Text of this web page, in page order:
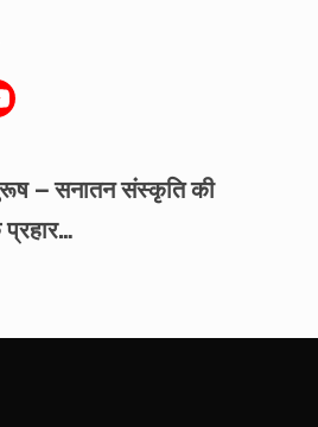
– सनातन संस्कृति की